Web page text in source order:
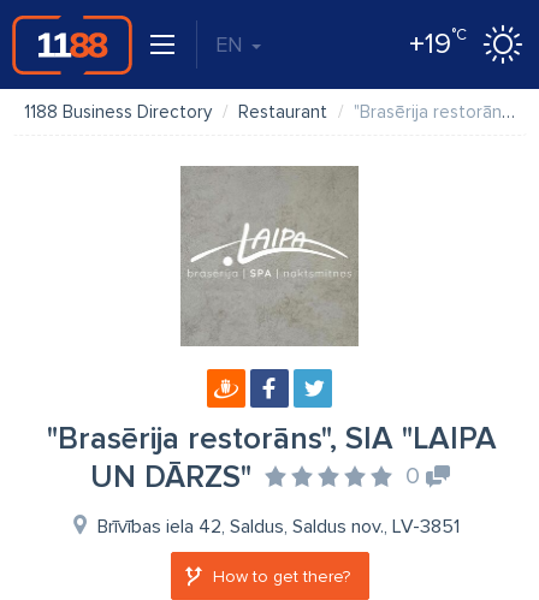
EN +19°C
1188 Business Directory Restaurant "Brasērija restorāns", SIA "LAIPA UN DĀRZS"
"Brasērija restorāns", SIA "LAIPA
UN DĀRZS"
0
Brīvības iela 42, Saldus, Saldus nov., LV-3851
How to get there?